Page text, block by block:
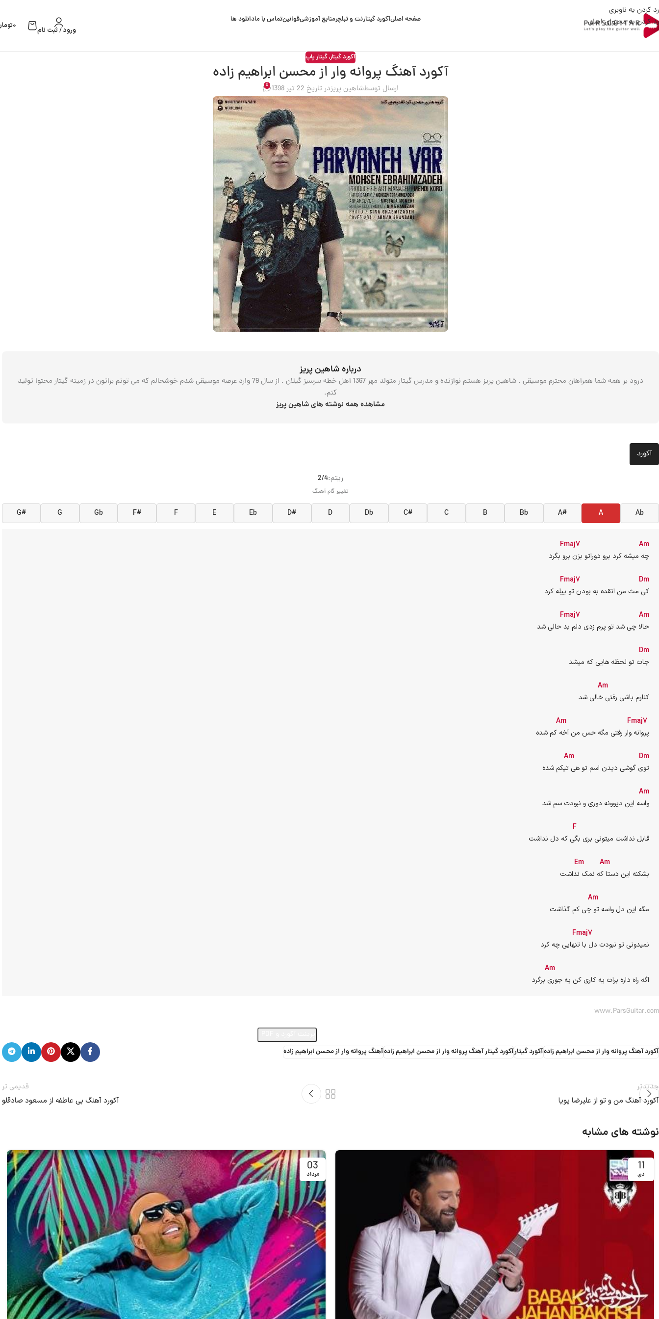
رد کردن به ناوبری
رد کردن به محتوای اصلی
صفحه اصلیآکورد گیتارنت و تبلچرمنابع آموزشیقوانینتماس با مادانلود ها
ورود / ثبت نام 0
آکورد گیتار,گیتار پاپ
آکورد آهنگ پروانه وار از محسن ابراهیم زاده
ارسال توسطشاهین پریزدر تاریخ 22 تیر 1398 0
درباره شاهین پریز
درود بر همه شما همراهان محترم موسیقی . شاهین پریز هستم نوازنده و مدرس گیتار متولد مهر 1367 اهل خطه سرسبز گیلان . از سال 79 وارد عرصه موسیقی شدم خوشحالم که می تونم براتون در زمینه گیتار محتوا تولید
کنم.
مشاهده همه نوشته های شاهین پریز
آکورد
ريتم:2/4
تغییر گام آهنگ
Ab
A
A#
Bb
B
C
C#
Db
D
D#
Eb
E
F
F#
Gb
G
G#
Fmaj7
Am
چه میشه کرد برو دوراتو بزن برو بگرد
Fmaj7
Dm
کی مث من انقده به بودن تو پیله کرد
Fmaj7
Am
حالا چی شد تو پرم زدی دلم بد حالی شد
Dm
جات تو لحظه هایی که میشد
Am
کنارم باشی رفتی خالی شد
Am
Fmaj7
پروانه وار رفتی مگه حس من آخه کم شده
Am
Dm
توی گوشی دیدن اسم تو هی تیکم شده
Am
واسه این دیوونه دوری و نبودت سم شد
F
قابل نداشت میتونی بری بگی که دل نداشت
Em
Am
بشکنه این دستا که نمک نداشت
Am
مگه این دل واسه تو چی کم گذاشت
Fmaj7
نمیدونی تو نبودت دل با تنهایی چه کرد
Am
اگه راه داره برات یه کاری کن یه جوری برگرد
www.ParsGuitar.com
آکورد آهنگ پروانه وار از محسن ابراهیم زادهآکورد گیتارآکورد گیتار آهنگ پروانه وار از محسن ابراهیم زادهآهنگ پروانه وار از محسن ابراهیم زاده
جدیدتر
آکورد آهنگ من و تو از علیرضا پویا
قدیمی تر
آکورد آهنگ بی عاطفه از مسعود صادقلو
نوشته های مشابه
11
دی 03
مرداد